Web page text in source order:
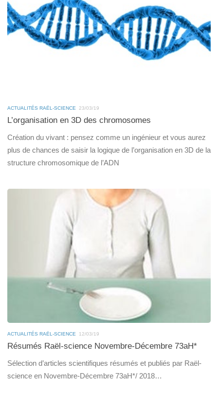
ACTUALITÉS RAËL-SCIENCE 23/03/19
L’organisation en 3D des chromosomes
Création du vivant : pensez comme un ingénieur et vous aurez
plus de chances de saisir la logique de l’organisation en 3D de la
structure chromosomique de l’ADN
ACTUALITÉS RAËL-SCIENCE 12/03/19
Résumés Raël-science Novembre-Décembre 73aH*
Sélection d’articles scientifiques résumés et publiés par Raël-
science en Novembre-Décembre 73aH*/ 2018…